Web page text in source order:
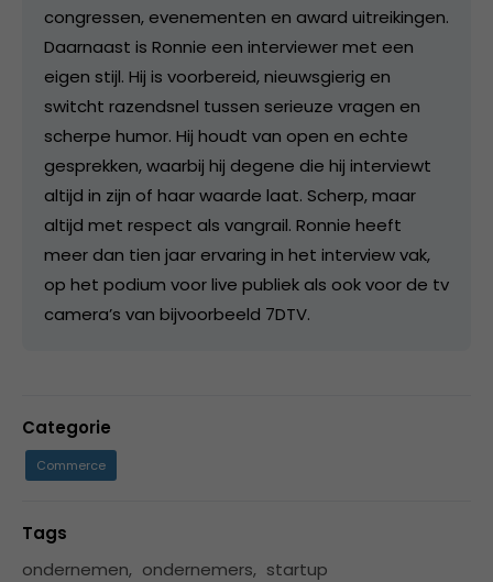
congressen, evenementen en award uitreikingen.
Daarnaast is Ronnie een interviewer met een
eigen stijl. Hij is voorbereid, nieuwsgierig en
switcht razendsnel tussen serieuze vragen en
scherpe humor. Hij houdt van open en echte
gesprekken, waarbij hij degene die hij interviewt
altijd in zijn of haar waarde laat. Scherp, maar
altijd met respect als vangrail. Ronnie heeft
meer dan tien jaar ervaring in het interview vak,
op het podium voor live publiek als ook voor de tv
camera’s van bijvoorbeeld 7DTV.
Categorie
Commerce
Tags
ondernemen, ondernemers, startup